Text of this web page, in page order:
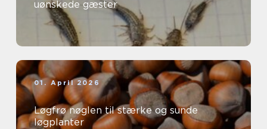
uønskede gæster
01. April 2026
Løgfrø nøglen til stærke og sunde
løgplanter